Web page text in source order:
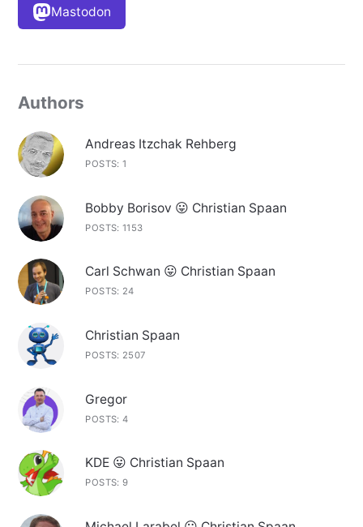
Mastodon
Authors
Andreas Itzchak Rehberg
POSTS: 1
Bobby Borisov 😛 Christian Spaan
POSTS: 1153
Carl Schwan 😛 Christian Spaan
POSTS: 24
Christian Spaan
POSTS: 2507
Gregor
POSTS: 4
KDE 😛 Christian Spaan
POSTS: 9